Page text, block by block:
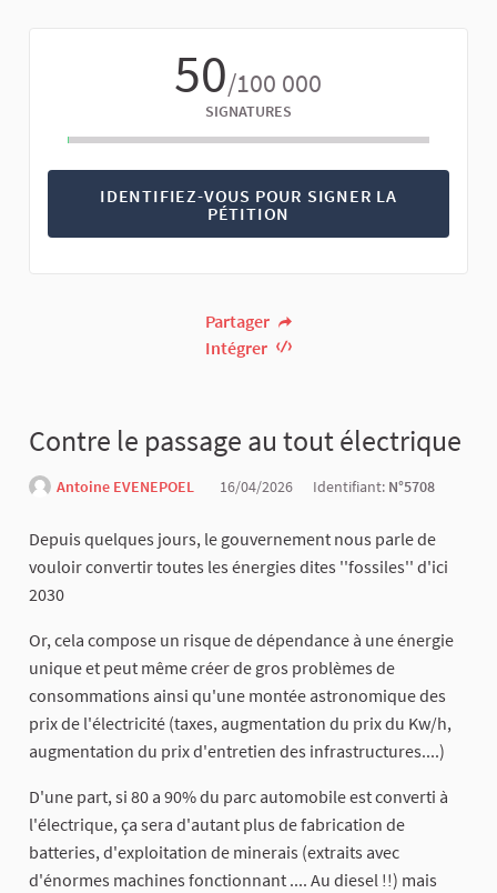
50/100 000
SIGNATURES
IDENTIFIEZ-VOUS POUR SIGNER LA
PÉTITION
Partager
Intégrer
Contre le passage au tout électrique
Antoine EVENEPOEL 16/04/2026 Identifiant: N°5708
Depuis quelques jours, le gouvernement nous parle de
vouloir convertir toutes les énergies dites ''fossiles'' d'ici
2030
Or, cela compose un risque de dépendance à une énergie
unique et peut même créer de gros problèmes de
consommations ainsi qu'une montée astronomique des
prix de l'électricité (taxes, augmentation du prix du Kw/h,
augmentation du prix d'entretien des infrastructures....)
D'une part, si 80 a 90% du parc automobile est converti à
l'électrique, ça sera d'autant plus de fabrication de
batteries, d'exploitation de minerais (extraits avec
d'énormes machines fonctionnant .... Au diesel !!) mais